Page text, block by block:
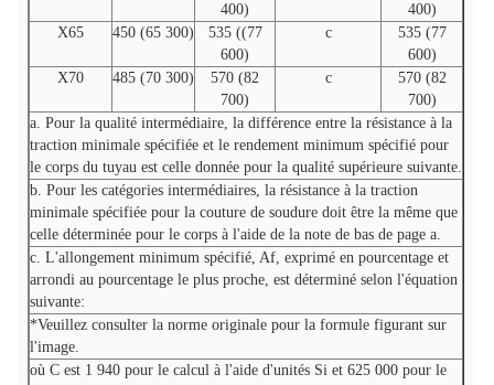
400)
400)
X65
450 (65 300)
535 ((77
600)
c
535 (77
600)
X70
485 (70 300)
570 (82
700)
c
570 (82
700)
a. Pour la qualité intermédiaire, la différence entre la résistance à la
traction minimale spécifiée et le rendement minimum spécifié pour
le corps du tuyau est celle donnée pour la qualité supérieure suivante.
b. Pour les catégories intermédiaires, la résistance à la traction
minimale spécifiée pour la couture de soudure doit être la même que
celle déterminée pour le corps à l'aide de la note de bas de page a.
c. L'allongement minimum spécifié, Af, exprimé en pourcentage et
arrondi au pourcentage le plus proche, est déterminé selon l'équation
suivante:
*Veuillez consulter la norme originale pour la formule figurant sur
l'image.
où C est 1 940 pour le calcul à l'aide d'unités Si et 625 000 pour le